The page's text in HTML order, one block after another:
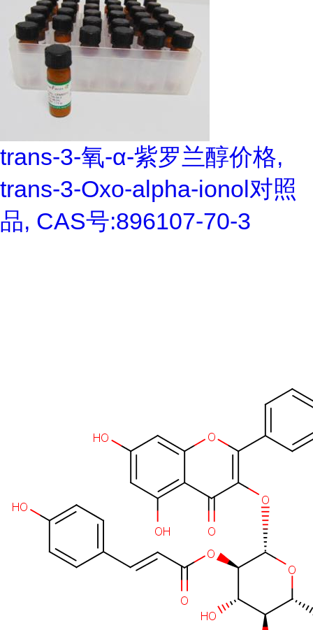
trans-3-氧-α-紫罗兰醇价格,
trans-3-Oxo-alpha-ionol对照
品, CAS号:896107-70-3